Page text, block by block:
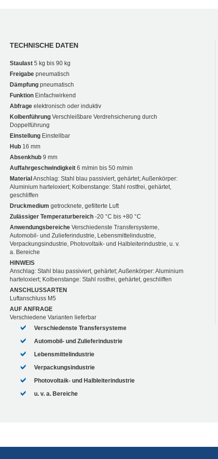
TECHNISCHE DATEN
Staulast 5 kg bis 90 kg
Freigabe pneumatisch
Dämpfung pneumatisch
Funktion Einfachwirkend
Abfrage elektronisch oder induktiv
Kolbenführung Verschleißbare Verdrehsicherung durch
Doppelführung
Einstellung Einstellbar
Hub 16 mm
Absenkhub 9 mm
Auffahrgeschwindigkeit 6 m/min bis 50 m/min
MaterialAnschlag: Stahl blau passiviert, gehärtet; Außenkörper:
Aluminium harteloxiert; Kolbenstange: Stahl rostfrei, gehärtet,
geschliffen
Druckmedium getrocknete, gefilterte Luft
Zulässiger Temperaturbereich -20 °C bis +80 °C
Anwendungsbereiche Verschiedenste Transfersysteme,
Automobil- und Zulieferindustrie, Lebensmittelindustrie,
Verpackungsindustrie, Photovoltaik- und Halbleiterindustrie, u. v.
a. Bereiche
HINWEIS
Anschlag: Stahl blau passiviert, gehärtet; Außenkörper: Aluminium
harteloxiert; Kolbenstange: Stahl rostfrei, gehärtet, geschliffen
ANSCHLUSSARTEN
Luftanschluss M5
AUF ANFRAGE
Verschiedene Varianten lieferbar
Verschiedenste Transfersysteme
Automobil- und Zulieferindustrie
Lebensmittelindustrie
Verpackungsindustrie
Photovoltaik- und Halbleiterindustrie
u. v. a. Bereiche